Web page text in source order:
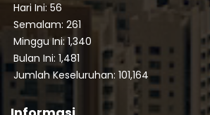
Hari Ini: 56
Semalam: 261
Minggu Ini: 1,340
Bulan Ini: 1,481
Jumlah Keseluruhan: 101,164